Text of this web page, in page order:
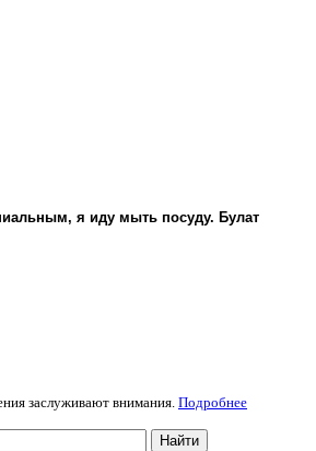
я иду мыть посуду. Булат
заслуживают внимания. Подробнее
Найти